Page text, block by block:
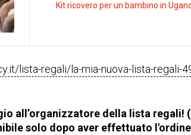
Kit ricovero per un bambino in
lista-regali/la-mia-nuova-lista-regali-
all’organizzatore della lista regali!
solo dopo aver effettuato